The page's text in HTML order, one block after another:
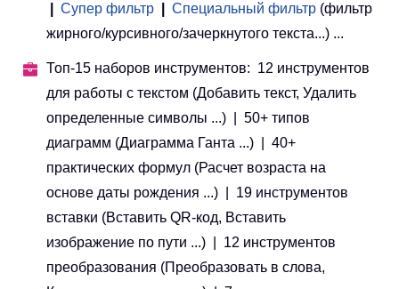
Супер фильтр Специальный фильтр (фильтр
жирного/курсивного/зачеркнутого текста...) ...
Топ-15 наборов инструментов: 12 инструментов
для работы с текстом (Добавить текст, Удалить
определенные символы ...) | 50+ типов
диаграмм (Диаграмма Ганта ...) | 40+
практических формул (Расчет возраста на
основе даты рождения ...) | 19 инструментов
вставки (Вставить QR-код, Вставить
изображение по пути ...) | 12 инструментов
преобразования (Преобразовать в слова,